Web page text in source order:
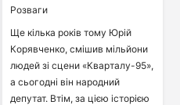
Розваги
Ще кілька років тому Юрій
Корявченко, смішив мільйони
людей зі сцени «Кварталу-95»,
а сьогодні він народний
депутат. Втім, за цією історією